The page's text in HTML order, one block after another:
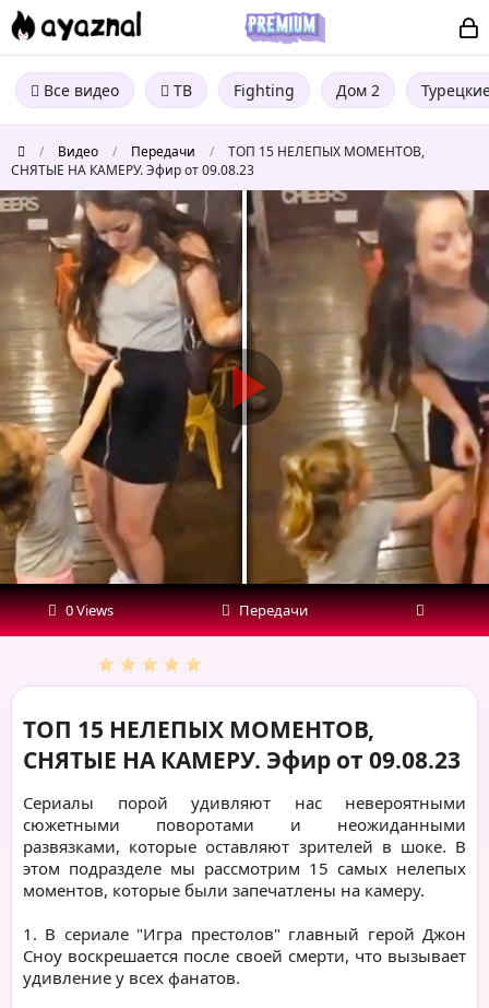
Все видео ТВ Fighting Дом 2
/ Видео / Передачи /
ТОП 15 НЕЛЕПЫХ МОМЕНТОВ,
СНЯТЫЕ НА КАМЕРУ. Эфир от 09.08.23
ТОП
15
НЕЛЕПЫХ
МОМЕНТОВ,
СНЯТЫЕ
НА
КАМЕРУ.
Эфир
от
09.08.23
0 Views Передачи
ТОП 15 НЕЛЕПЫХ МОМЕНТОВ,
СНЯТЫЕ НА КАМЕРУ. Эфир от 09.08.23
Сериалы порой удивляют нас невероятными
сюжетными поворотами и неожиданными
развязками, которые оставляют зрителей в шоке. В
этом подразделе мы рассмотрим 15 самых нелепых
моментов, которые были запечатлены на камеру.
1. В сериале "Игра престолов" главный герой Джон
Сноу воскрешается после своей смерти, что вызывает
удивление у всех фанатов.